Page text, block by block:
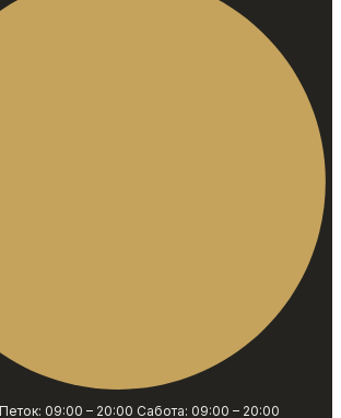
09:00 – 20:00 Сабота: 09:00 – 20:00